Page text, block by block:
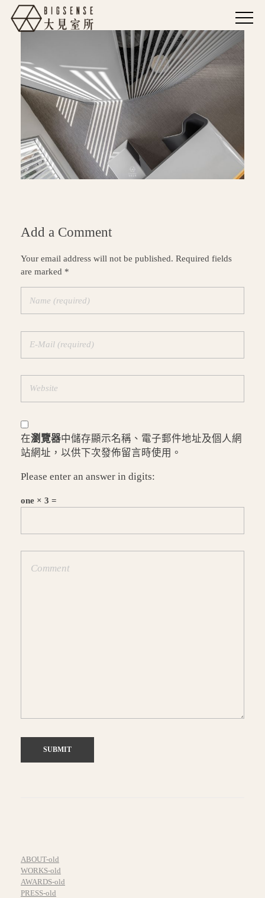
Add a Comment
Your email address will not be published. Required fields
are marked *
在瀏覽器中儲存顯示名稱、電子郵件地址及個人網
站網址，以供下次發佈留言時使用。
Please enter an answer in digits:
one × 3 =
ABOUT-old
WORKS-old
AWARDS-old
PRESS-old